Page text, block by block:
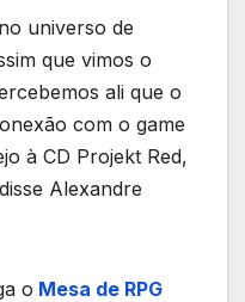
universo de
que vimos o
ali que o
com o game
à CD Projekt Red,
Alexandre
o Mesa de RPG